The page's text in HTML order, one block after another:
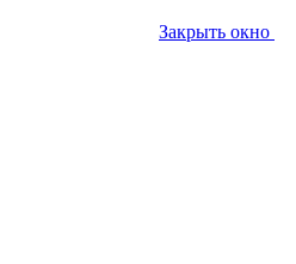
Закрыть окно